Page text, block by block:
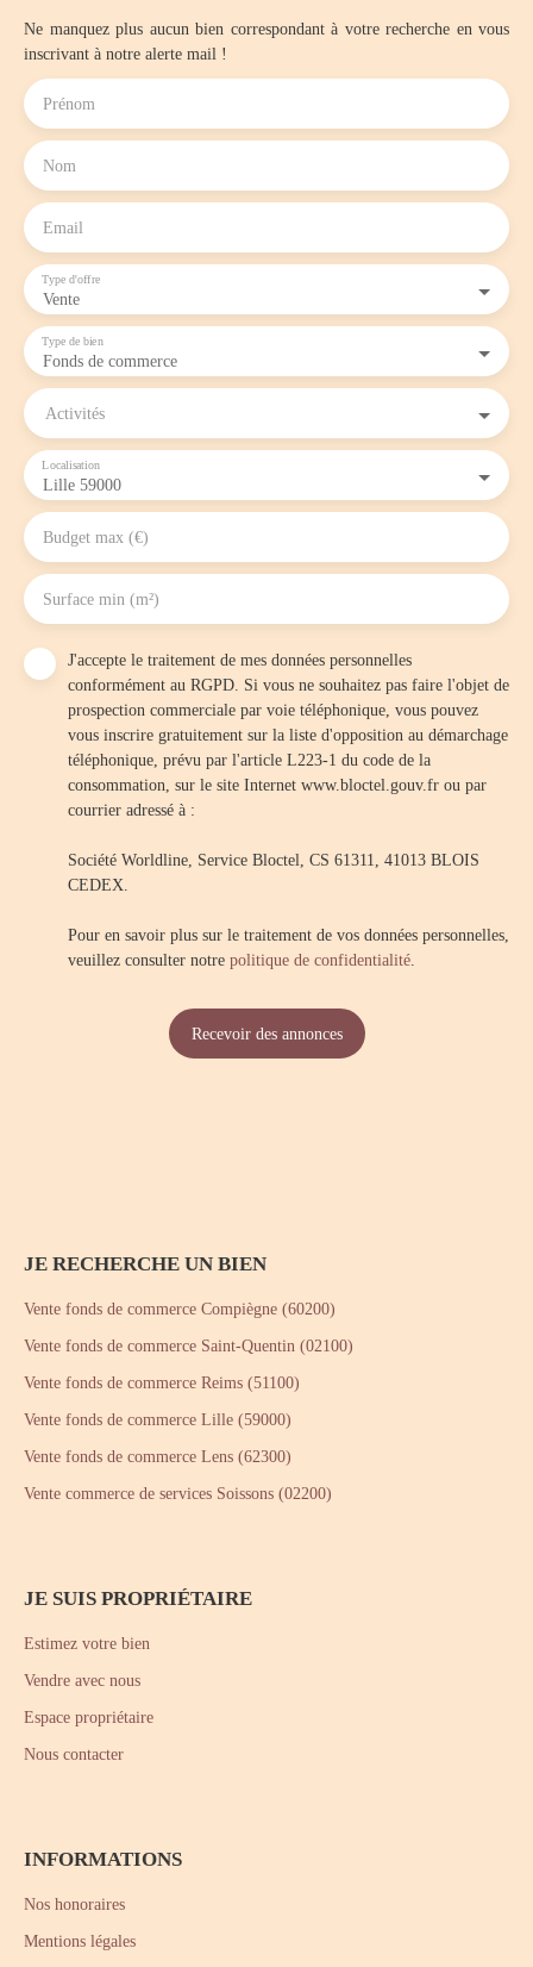
Ne manquez plus aucun bien correspondant à votre recherche en vous
inscrivant à notre alerte mail !
Prénom
Nom
Email
Vente
Type d'offre
Fonds de commerce
Type de bien
Activités
Lille 59000
Localisation
Budget max (€)
Surface min (m²)
J'accepte le traitement de mes données personnelles
conformément au RGPD. Si vous ne souhaitez pas faire l'objet de
prospection commerciale par voie téléphonique, vous pouvez
vous inscrire gratuitement sur la liste d'opposition au démarchage
téléphonique, prévu par l'article L223-1 du code de la
consommation, sur le site Internet www.bloctel.gouv.fr ou par
courrier adressé à :
Société Worldline, Service Bloctel, CS 61311, 41013 BLOIS
CEDEX.
Pour en savoir plus sur le traitement de vos données personnelles,
veuillez consulter notre politique de confidentialité.
Recevoir des annonces
JE RECHERCHE UN BIEN
Vente fonds de commerce Compiègne (60200)
Vente fonds de commerce Saint-Quentin (02100)
Vente fonds de commerce Reims (51100)
Vente fonds de commerce Lille (59000)
Vente fonds de commerce Lens (62300)
Vente commerce de services Soissons (02200)
JE SUIS PROPRIÉTAIRE
Estimez votre bien
Vendre avec nous
Espace propriétaire
Nous contacter
INFORMATIONS
Nos honoraires
Mentions légales